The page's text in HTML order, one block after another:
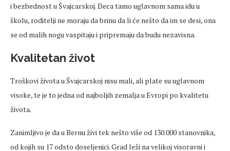
i bezbednost u Švajcarskoj. Deca tamo uglavnom sama idu u
školu, roditelji ne moraju da brinu da li će nešto da im se desi, ona
se od malih nogu vaspitaju i pripremaju da budu nezavisna.
Kvalitetan život
Troškovi života u Švajcarskoj nisu mali, ali plate su uglavnom
visoke, te je to jedna od najboljih zemalja u Evropi po kvalitetu
života.
Zanimljivo je da u Bernu živi tek nešto više od 130.000 stanovnika,
od kojih su 17 odsto doseljenici. Grad leži na velikoj visoravni i